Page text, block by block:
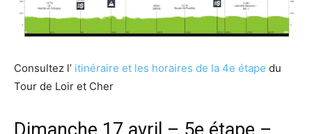
Consultez l’ itinéraire et les horaires de la 4e étape du
Tour de Loir et Cher